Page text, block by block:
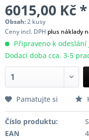
6015,00 Kč *
Obsah:2 kusy
Ceny incl. DPH plus náklady
Připraveno k odeslání
Dodací doba cca. 3-5
Pamatujte si
Číslo produktu:
EAN